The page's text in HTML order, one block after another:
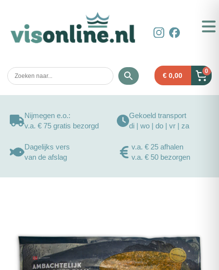
€ 0,00
0
Nijmegen e.o.:
v.a. € 75 gratis bezorgd
Gekoeld transport
di | wo | do | vr | za
Dagelijks vers
van de afslag
v.a. € 25 afhalen
v.a. € 50 bezorgen